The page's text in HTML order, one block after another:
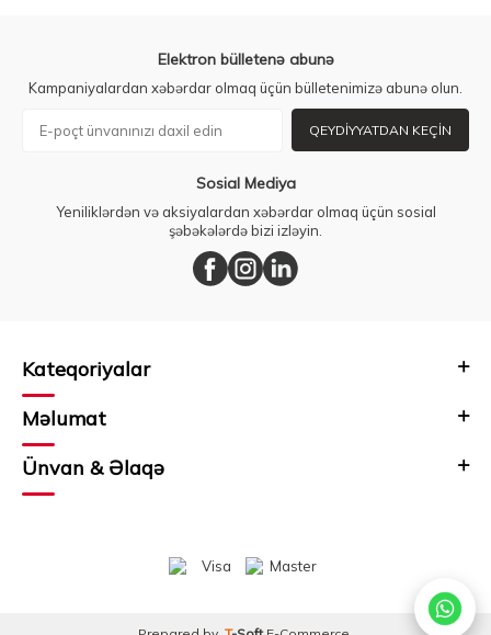
Elektron bülletenə abunə
Kampaniyalardan xəbərdar olmaq üçün bülletenimizə abunə olun.
QEYDIYYATDAN KEÇIN
Sosial Mediya
Yeniliklərdən və aksiyalardan xəbərdar olmaq üçün sosial
şəbəkələrdə bizi izləyin.
Kateqoriyalar
Məlumat
Ünvan & Əlaqə